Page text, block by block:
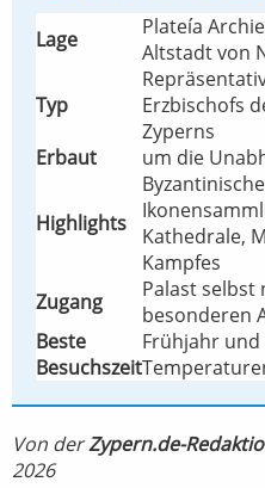
Lage
Plateía
Altstadt von
Typ
Erzbischofs
Zyperns
Erbaut
um die
Highlights
Kathedrale,
Kampfes
Zugang
Palast selbst
besonderen
Beste
Besuchszeit
Frühjahr
Von derZypern.de-
2026